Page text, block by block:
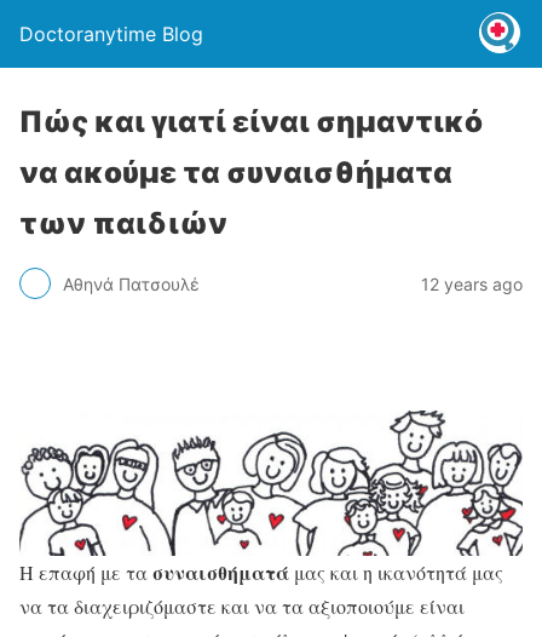
Doctoranytime Blog
Πώς και γιατί είναι σημαντικό
να ακούμε τα συναισθήματα
των παιδιών
Αθηνά Πατσουλέ 12 years ago
H επαφή με τασυναισθήματά μας και η ικανότητά μας
να τα διαχειριζόμαστε και να τα αξιοποιούμε είναι